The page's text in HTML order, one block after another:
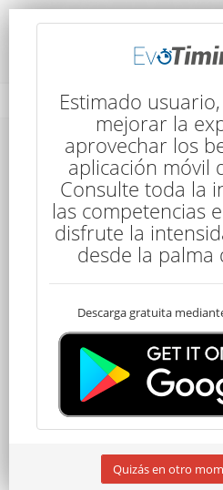
Rendimiento del
20
Santiago
100 kms
SENIOR
07/03/2026
Estimado
mejorar la
aprovechar los
aplicación móvil
Consulte toda la
las competencias
disfrute la
desde la palma
Descarga gratuita
Quizás en otro